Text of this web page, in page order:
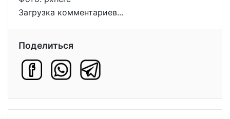
Загрузка комментариев...
Поделиться